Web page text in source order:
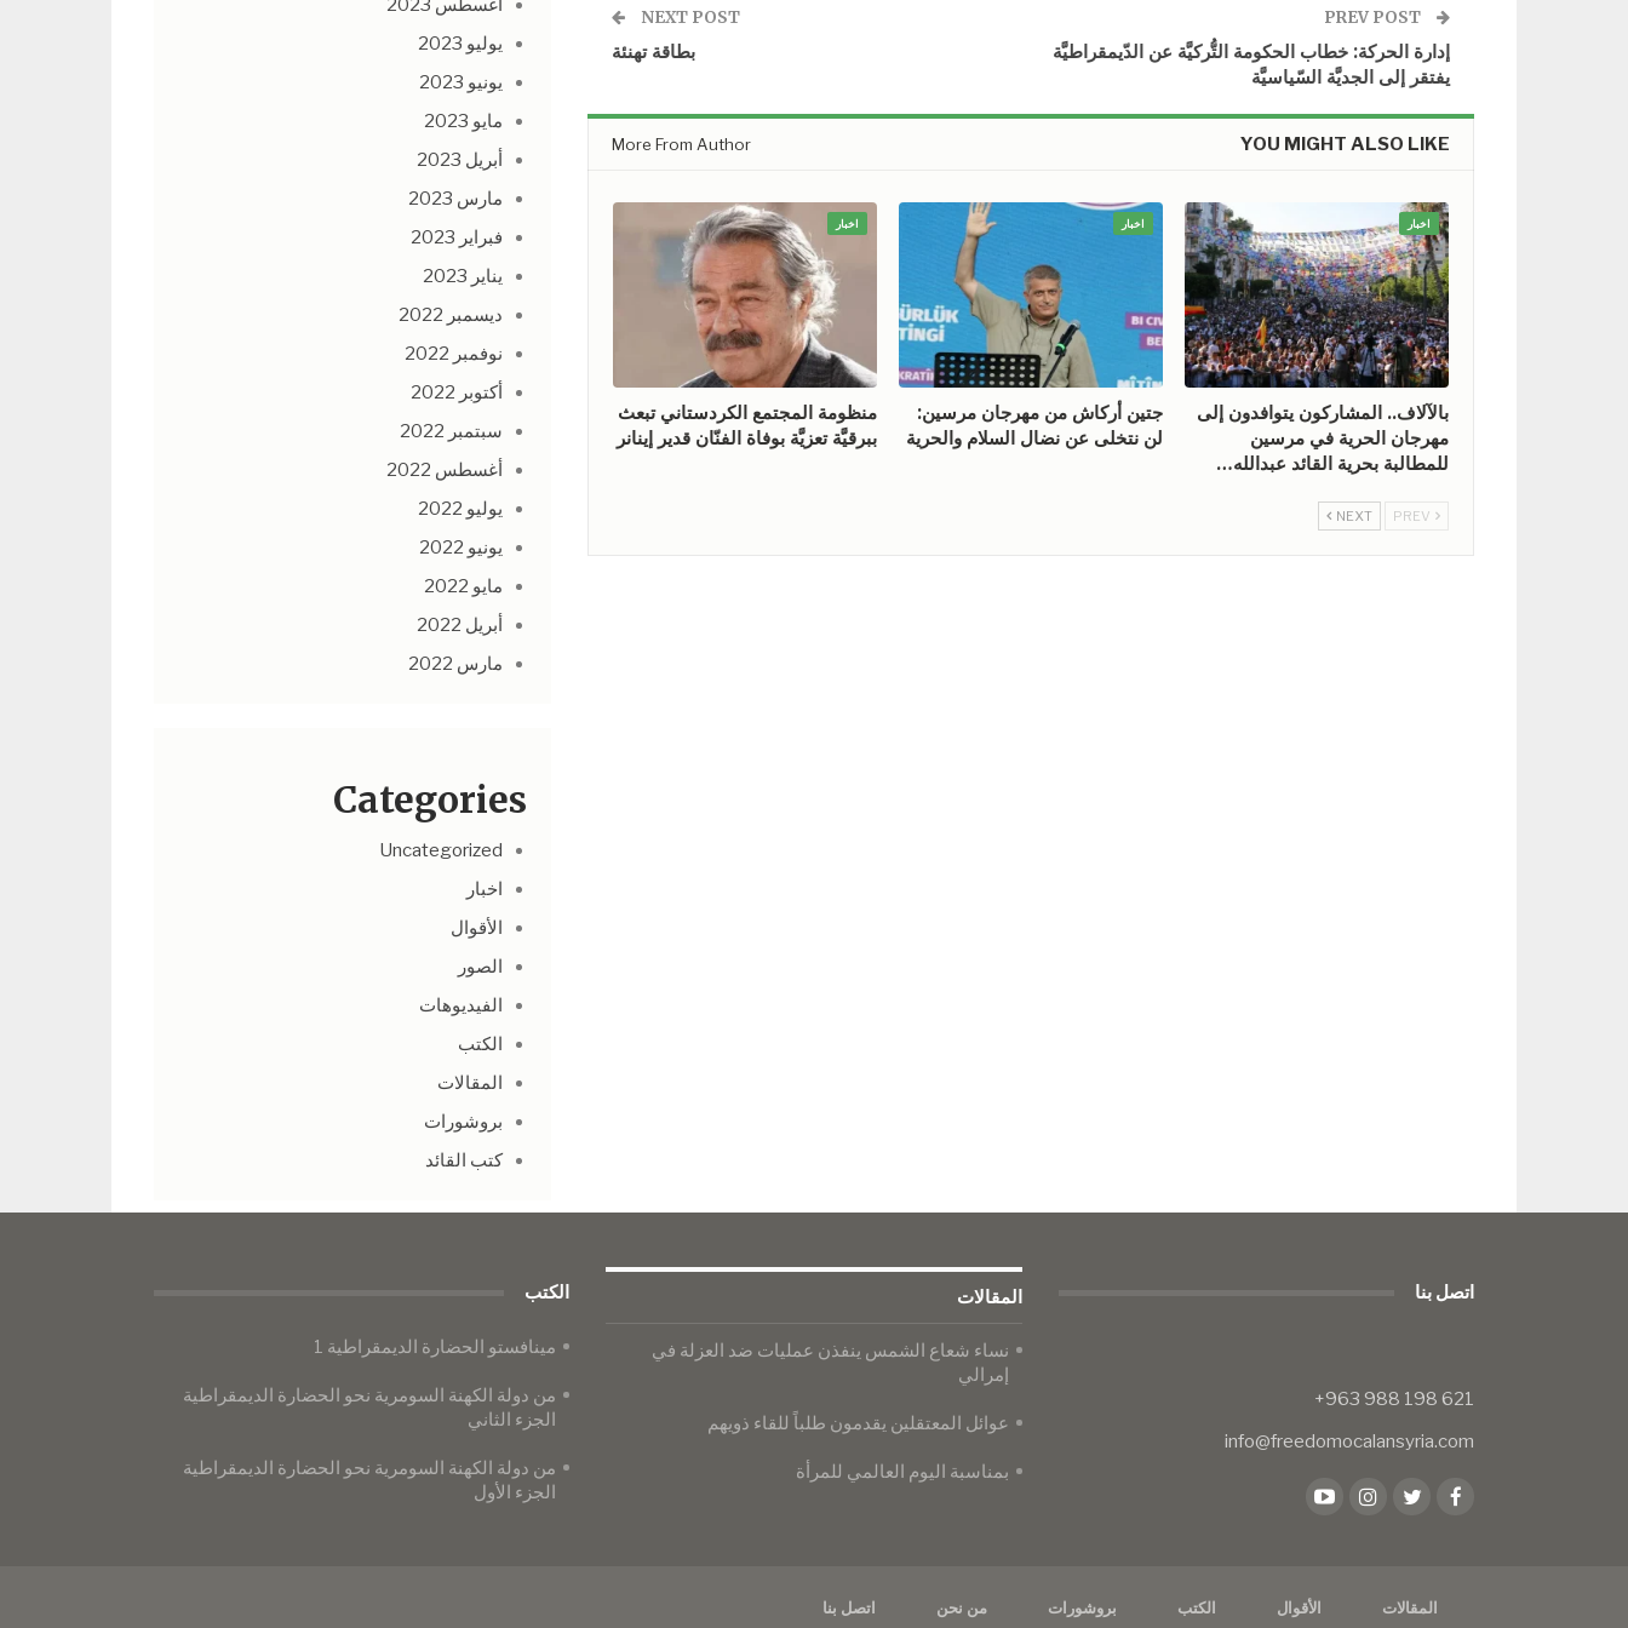
إدارة الحركة: خطاب الحكومة التُّركيَّة عن الدّيمقراطيَّة
يفتقر إلى الجديَّة السّياسيَّة
NEXT POST
بطاقة تهنئة
YOU MIGHT ALSO LIKE
More From Author
اخبار
بالآلاف.. المشاركون يتوافدون إلى
مهرجان الحرية في مرسين
للمطالبة بحرية القائد عبدالله…
اخبار
جتين أركاش من مهرجان مرسين:
لن نتخلى عن نضال السلام والحرية
اخبار
منظومة المجتمع الكردستاني تبعث
ببرقيَّة تعزيَّة بوفاة الفنّان قدير إينانر
NEXT
أغسطس 2023
يوليو 2023
يونيو 2023
مايو 2023
أبريل 2023
مارس 2023
فبراير 2023
يناير 2023
ديسمبر 2022
نوفمبر 2022
أكتوبر 2022
سبتمبر 2022
أغسطس 2022
يوليو 2022
يونيو 2022
مايو 2022
أبريل 2022
مارس 2022
Categories
Uncategorized
اخبار
الأقوال
الصور
الفيديوهات
الكتب
المقالات
بروشورات
كتب القائد
اتصل بنا
info@freedomocalansyria.com
المقالات
نساء شعاع الشمس ينفذن عمليات ضد العزلة في
إمرالي
عوائل المعتقلين يقدمون طلباً للقاء ذويهم
بمناسبة اليوم العالمي للمرأة
الكتب
مينافستو الحضارة الديمقراطية 1
من دولة الكهنة السومرية نحو الحضارة الديمقراطية
الجزء الثاني
من دولة الكهنة السومرية نحو الحضارة الديمقراطية
الجزء الأول
المقالات الأقوال الكتب بروشورات من نحن اتصل بنا